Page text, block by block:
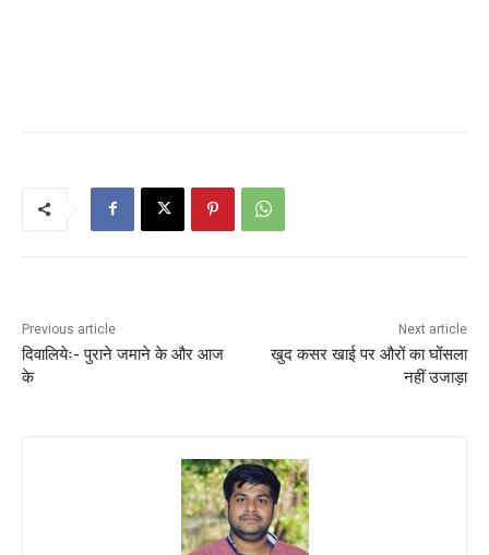
Previous article
दिवालियेः- पुराने जमाने के और आज
के
Next article
खुद कसर खाई पर औरों का घोंसला
नहीं उजाड़ा